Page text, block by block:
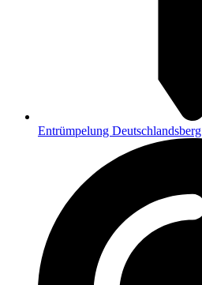
Entrümpelung Deutschlandsberg